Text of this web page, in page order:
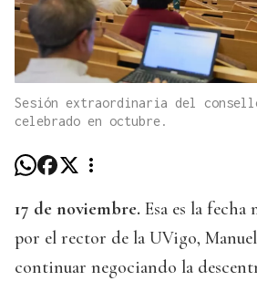
Sesión extraordinaria del
celebrado en octubre.
17 de noviembre. Esa es la
por el rector de la UVigo,
continuar negociando la